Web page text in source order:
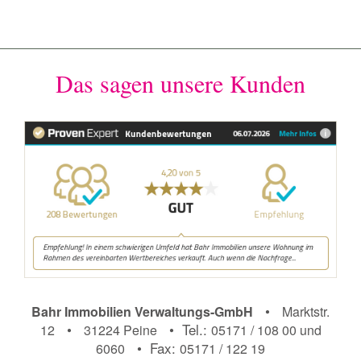
Das sagen unsere Kunden
Bahr Immobilien Verwaltungs-GmbH • Marktstr.
12 • 31224 Peine• Tel.: 05171 / 108 00 und
6060 • Fax: 05171 / 122 19